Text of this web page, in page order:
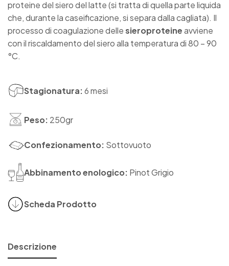
proteine del siero del latte (si tratta di quella parte liquida
che, durante la caseificazione, si separa dalla cagliata). Il
processo di coagulazione dellesieroproteineavviene
con il riscaldamento del siero alla temperatura di 80 – 90
°C.
Stagionatura:6 mesi
Peso: 250gr
Confezionamento: Sottovuoto
Abbinamento enologico: Pinot Grigio
Scheda Prodotto
Descrizione